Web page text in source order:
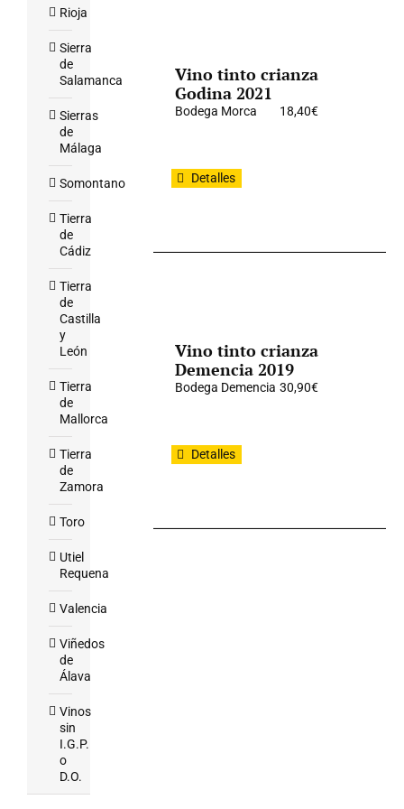
Vino tinto crianza
Godina 2021
Bodega Morca 18,40€
Detalles
Vino tinto crianza
Demencia 2019
Bodega Demencia 30,90€
Detalles
Rioja
Sierra
de
Salamanca
Sierras
de
Málaga
Somontano
Tierra
de
Cádiz
Tierra
de
Castilla
y
León
Tierra
de
Mallorca
Tierra
de
Zamora
Toro
Utiel
Requena
Valencia
Viñedos
de
Álava
Vinos
sin
I.G.P.
o
D.O.